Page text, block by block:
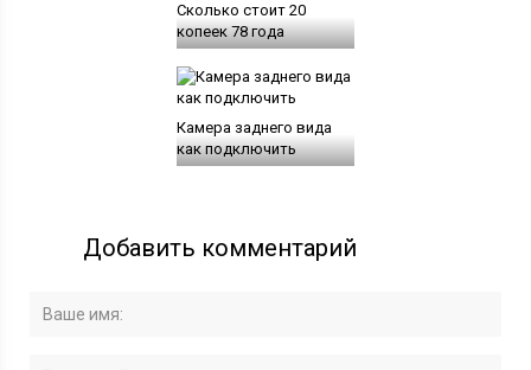
Сколько стоит 20
копеек 78 года
Камера заднего вида
как подключить
Добавить комментарий